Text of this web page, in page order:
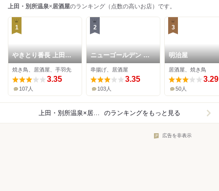
上田・別所温泉×居酒屋のランキング（点数の高いお店）です。
1
やきとり番長 上田駅
ナカ店
焼き鳥、居酒屋、手羽先
3.35
107人
2
ニューゴールデン 上
田駅前店
串揚げ、居酒屋
3.35
103人
3
明治屋
居酒屋、焼き鳥
3.29
50人
上田・別所温泉×居酒屋 のランキングをもっと見る
広告を非表示